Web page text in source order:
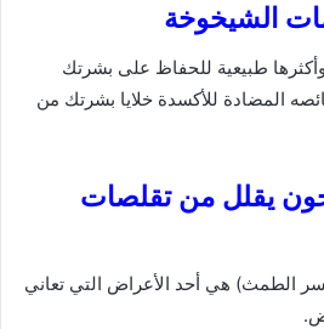
طبيعية للحفاظ على بشرتك
المضادة للأكسدة خلايا بشرتك من
يقلل من تقلصات
الطمث) هي أحد الأعراض التي تعاني